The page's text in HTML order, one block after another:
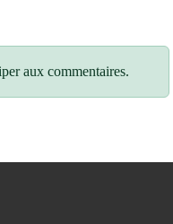
aux commentaires.